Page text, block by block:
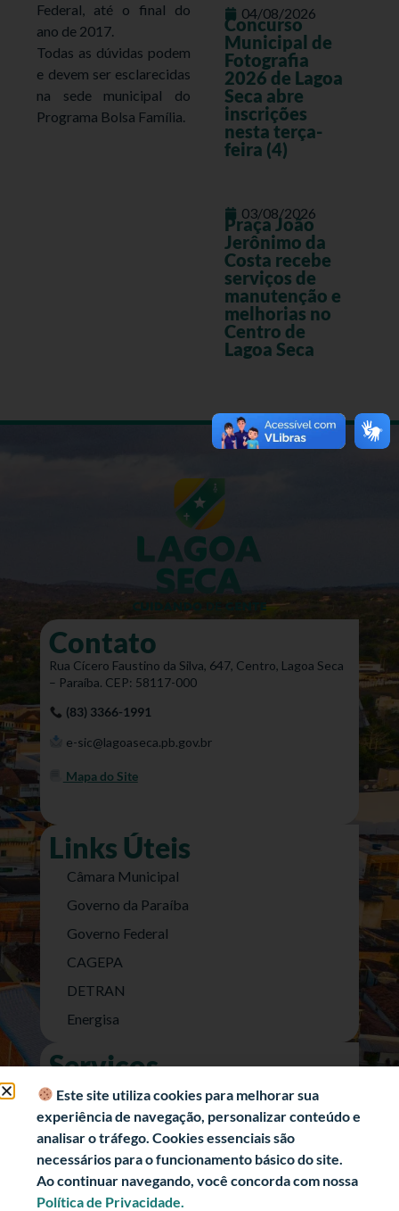
Federal, até o final do
ano de 2017.
Todas as dúvidas podem
e devem ser esclarecidas
na sede municipal do
Programa Bolsa Família.
04/08/2026
Concurso
Municipal de
Fotografia
2026 de Lagoa
Seca abre
inscrições
nesta terça-
feira (4)
03/08/2026
Praça João
Jerônimo da
Costa recebe
serviços de
manutenção e
melhorias no
Centro de
Lagoa Seca
Contato
Rua Cícero Faustino da Silva, 647, Centro, Lagoa Seca
– Paraíba. CEP: 58117-000
(83) 3366-1991
e-sic@lagoaseca.pb.gov.br
Mapa do Site
Links Úteis
Câmara Municipal
Governo da Paraíba
Governo Federal
CAGEPA
DETRAN
Energisa
Serviços
Nota Fiscal Eletrônica
e-SIC (Acesso a Informação)
Transparência Fiscal
História
Este site utiliza cookies para melhorar sua
experiência de navegação, personalizar conteúdo e
analisar o tráfego. Cookies essenciais são
necessários para o funcionamento básico do site.
Ao continuar navegando, você concorda com nossa
Política de Privacidade.